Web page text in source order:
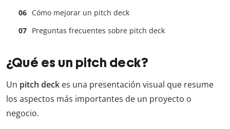
Cómo mejorar un pitch deck
Preguntas frecuentes sobre pitch deck
¿Qué es un pitch deck?
Un pitch deck es una presentación visual que resume
los aspectos más importantes de un proyecto o
negocio.